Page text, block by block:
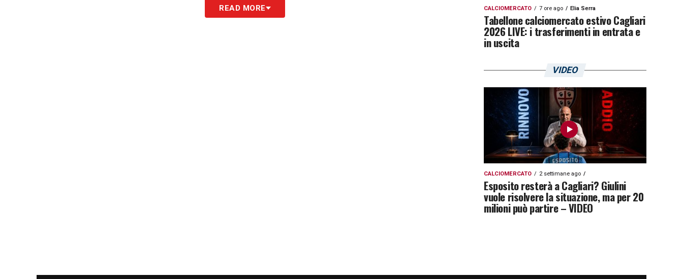
READ MORE CALCIOMERCATO 7 ore ago Elia Serra
Tabellone calciomercato estivo Cagliari
2026 LIVE: i trasferimenti in entrata e
in uscita
VIDEO
CALCIOMERCATO 2 settimane ago
Esposito resterà a Cagliari? Giulini
vuole risolvere la situazione, ma per 20
milioni può partire – VIDEO